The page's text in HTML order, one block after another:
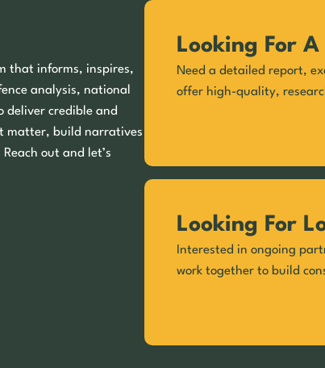
that informs, inspires,
analysis, national
deliver credible and
matter, build narratives
out and let’s
Looking For
Need a detailed report,
offer high-quality,
Looking For
Interested in ongoing
work together to build